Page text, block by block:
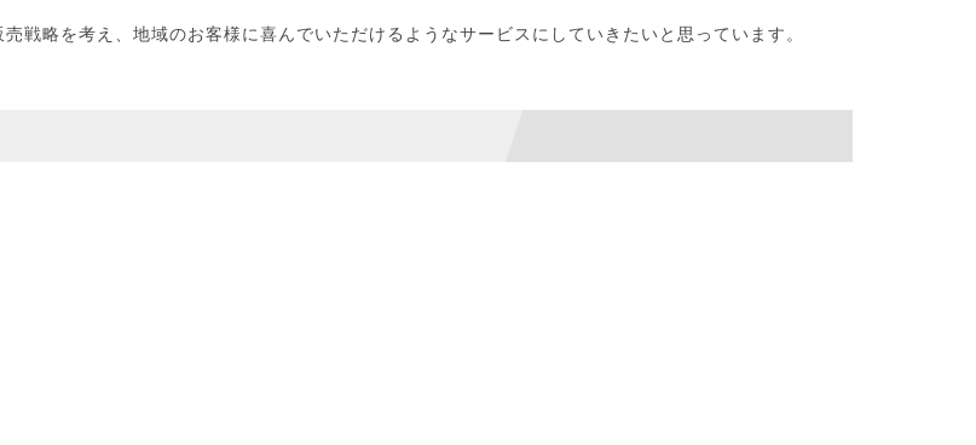
戦略を考え、地域のお客様に喜んでいただけるようなサービスにしていきたいと思っています。